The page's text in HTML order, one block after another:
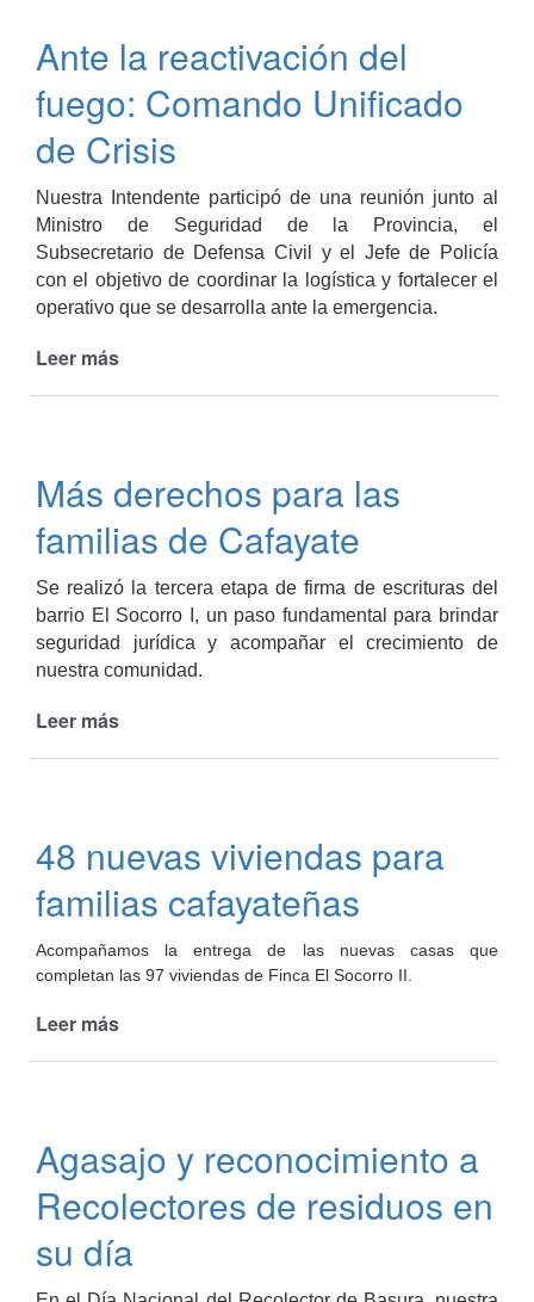
abordar
normativas
y
comerciales
Ante la reactivación del
fuego: Comando Unificado
de Crisis
Nuestra Intendente participó de una reunión junto al
Ministro de Seguridad de la Provincia, el
Subsecretario de Defensa Civil y el Jefe de Policía
con el objetivo de coordinar la logística y fortalecer el
operativo que se desarrolla ante la emergencia.
Leer más
fuego:
Comando
Unificado
Crisis
Más derechos para las
familias de Cafayate
Se realizó la tercera etapa de firma de escrituras del
barrio El Socorro I, un paso fundamental para brindar
seguridad jurídica y acompañar el crecimiento de
nuestra comunidad.
Leer más
familias
de
Cafayate
48 nuevas viviendas para
familias cafayateñas
Acompañamos la entrega de las nuevas casas que
completan las 97 viviendas de Finca El Socorro II.
Leer más
familias
cafayateñas
Agasajo y reconocimiento a
Recolectores de residuos en
su día